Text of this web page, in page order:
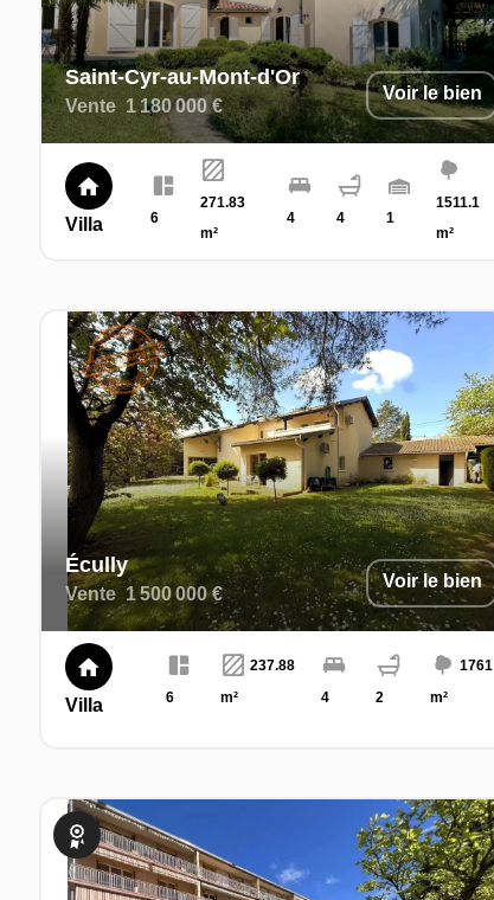
Saint-Cyr-au-Mont-d'Or
Vente 1 180 000 €
Voir le bien
Villa 6
271.83
m²
4 4 1
1511.1
m²
Écully
Vente 1 500 000 €
Voir le bien
Villa 6
237.88
m²
4 2
1761
m²
Exclusivité